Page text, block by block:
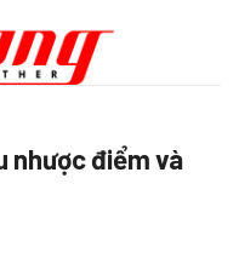
nhược điểm và